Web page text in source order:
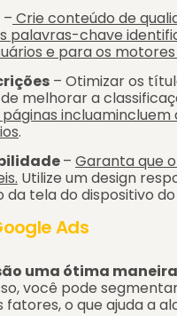
– Crie conteúdo de
palavras-chave
e para os motores
– Otimizar os
melhorar a
incluamincluem
.
– Garanta que
Utilize um design
tela do dispositivo do
Ads
uma ótima
você pode
fatores, o que ajuda a